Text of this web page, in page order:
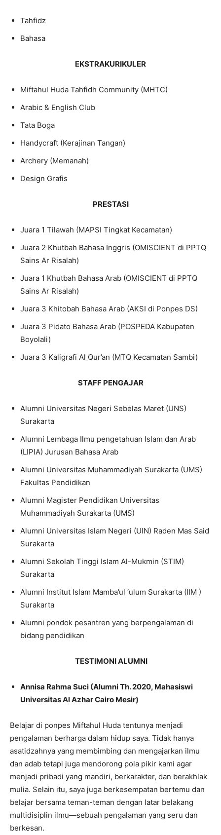
Tahfidz
Bahasa
EKSTRAKURIKULER
Miftahul Huda Tahfidh Community (MHTC)
Arabic & English Club
Tata Boga
Handycraft (Kerajinan Tangan)
Archery (Memanah)
Design Grafis
PRESTASI
Juara 1 Tilawah (MAPSI Tingkat Kecamatan)
Juara 2 Khutbah Bahasa Inggris (OMISCIENT di PPTQ
Sains Ar Risalah)
Juara 1 Khutbah Bahasa Arab (OMISCIENT di PPTQ
Sains Ar Risalah)
Juara 3 Khitobah Bahasa Arab (AKSI di Ponpes DS)
Juara 3 Pidato Bahasa Arab (POSPEDA Kabupaten
Boyolali)
Juara 3 Kaligrafi Al Qur’an (MTQ Kecamatan Sambi)
STAFF PENGAJAR
Alumni Universitas Negeri Sebelas Maret (UNS)
Surakarta
Alumni Lembaga Ilmu pengetahuan Islam dan Arab
(LIPIA) Jurusan Bahasa Arab
Alumni Universitas Muhammadiyah Surakarta (UMS)
Fakultas Pendidikan
Alumni Magister Pendidikan Universitas
Muhammadiyah Surakarta (UMS)
Alumni Universitas Islam Negeri (UIN) Raden Mas Said
Surakarta
Alumni Sekolah Tinggi Islam Al-Mukmin (STIM)
Surakarta
Alumni Institut Islam Mamba’ul ‘ulum Surakarta (IIM )
Surakarta
Alumni pondok pesantren yang berpengalaman di
bidang pendidikan
TESTIMONI ALUMNI
Annisa Rahma Suci (Alumni Th. 2020, Mahasiswi
Universitas Al Azhar Cairo Mesir)
Belajar di ponpes Miftahul Huda tentunya menjadi
pengalaman berharga dalam hidup saya. Tidak hanya
asatidzahnya yang membimbing dan mengajarkan ilmu
dan adab tetapi juga mendorong pola pikir kami agar
menjadi pribadi yang mandiri, berkarakter, dan berakhlak
mulia. Selain itu, saya juga berkesempatan bertemu dan
belajar bersama teman-teman dengan latar belakang
multidisiplin ilmu—sebuah pengalaman yang seru dan
berkesan.